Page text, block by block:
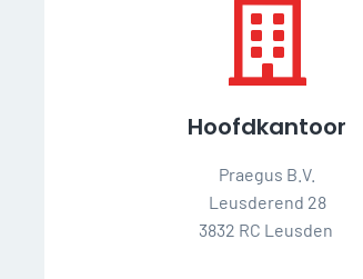
Hoofdkantoor
Praegus B.V.
Leusderend 28
3832 RC Leusden